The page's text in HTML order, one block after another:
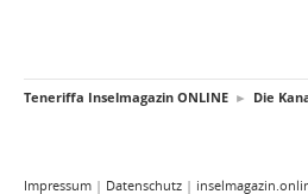
Teneriffa Inselmagazin ONLINE ► Die
Impressum | Datenschutz |